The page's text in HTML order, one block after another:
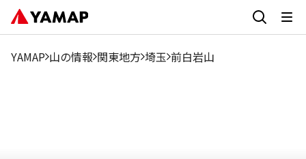
YAMAP 山の情報 関東地方 埼玉 前白岩山
1月 2月 3月 8月 9月